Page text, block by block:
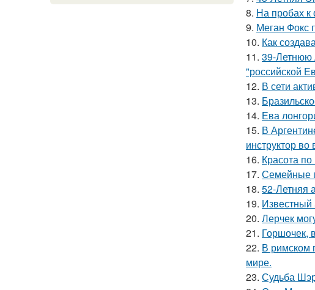
8. На пробах к
9. Меган Фокс
10. Как
11. 39-Летнюю
"российской
12. В сети
13.
14. Ева
15. В
инструктор
16. Красота
17. Семейные
18. 52-Летняя
19. Известный
20. Лерчек
21. Горшочек,
22. В римском
мире.
23. Судьба